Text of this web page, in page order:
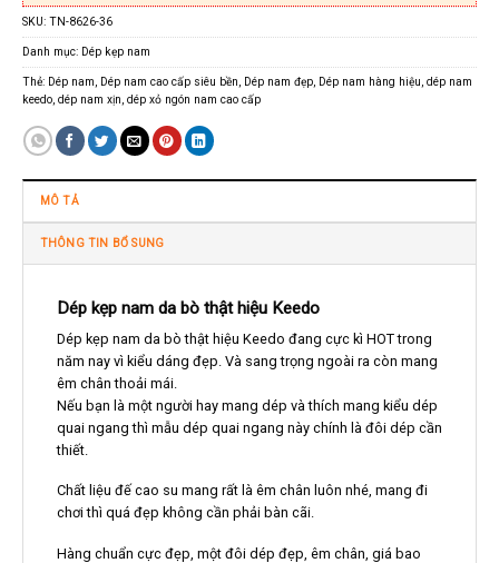
SKU: TN-8626-36
Danh mục: Dép kẹp nam
Thẻ: Dép nam, Dép nam cao cấp siêu bền, Dép nam đẹp, Dép nam hàng hiệu, dép nam
keedo, dép nam xịn, dép xỏ ngón nam cao cấp
MÔ TẢ
THÔNG TIN BỔ SUNG
Dép kẹp nam da bò thật hiệu Keedo
Dép kẹp nam da bò thật hiệu Keedo đang cực kì HOT trong
năm nay vì kiểu dáng đẹp. Và sang trọng ngoài ra còn mang
êm chân thoải mái.
Nếu bạn là một người hay mang dép và thích mang kiểu dép
quai ngang thì mẫu dép quai ngang này chính là đôi dép cần
thiết.
Chất liệu đế cao su mang rất là êm chân luôn nhé, mang đi
chơi thì quá đẹp không cần phải bàn cãi.
Hàng chuẩn cực đẹp, một đôi dép đẹp, êm chân, giá bao